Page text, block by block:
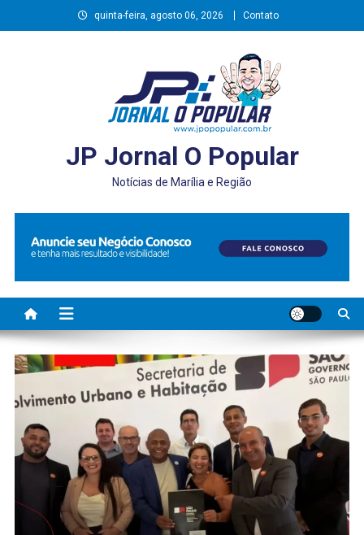
to
quinta-feira, agosto 06, 2026 Contato
JP Jornal O Popular
Notícias de Marília e Região